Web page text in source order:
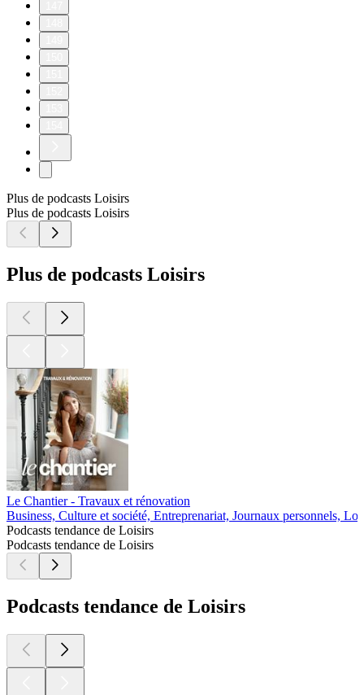
Plus de podcasts Loisirs
Plus de podcasts Loisirs
Plus de podcasts Loisirs
Le Chantier - Travaux et rénovation
Business, Culture et société, Entreprenariat, Journaux personnels,
Podcasts tendance de Loisirs
Podcasts tendance de Loisirs
Podcasts tendance de Loisirs